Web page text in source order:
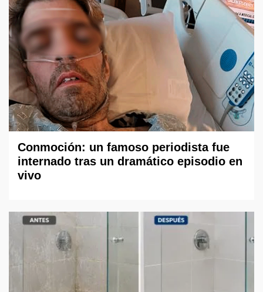
Conmoción: un famoso periodista fue
internado tras un dramático episodio en
vivo